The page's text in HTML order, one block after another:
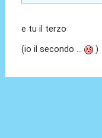
e tu il terzo
(io il secondo ...
)